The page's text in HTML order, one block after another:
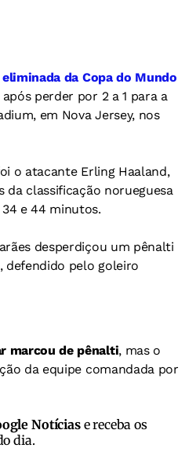
da Copa do Mundo
perder por 2 a 1 para a
em Nova Jersey, nos
o atacante Erling Haaland,
da classificação norueguesa
e 44 minutos.
desperdiçou um pênalti
defendido pelo goleiro
marcou de pênalti, mas o
da equipe comandada por
Notíciase receba os
dia.